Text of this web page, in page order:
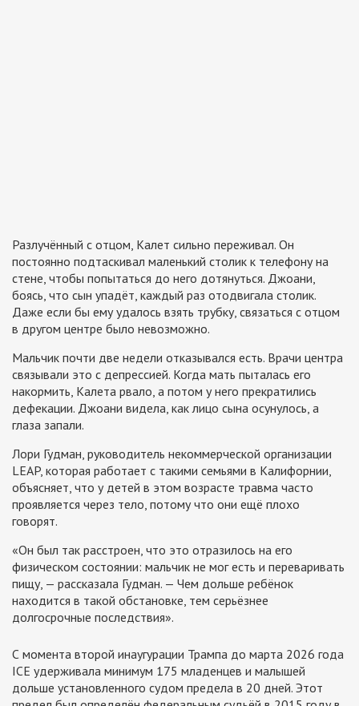
Разлучённый с отцом, Калет сильно переживал. Он
постоянно подтаскивал маленький столик к телефону на
стене, чтобы попытаться до него дотянуться. Джоани,
боясь, что сын упадёт, каждый раз отодвигала столик.
Даже если бы ему удалось взять трубку, связаться с отцом
в другом центре было невозможно.
Мальчик почти две недели отказывался есть. Врачи центра
связывали это с депрессией. Когда мать пыталась его
накормить, Калета рвало, а потом у него прекратились
дефекации. Джоани видела, как лицо сына осунулось, а
глаза запали.
Лори Гудман, руководитель некоммерческой организации
LEAP, которая работает с такими семьями в Калифорнии,
объясняет, что у детей в этом возрасте травма часто
проявляется через тело, потому что они ещё плохо
говорят.
«Он был так расстроен, что это отразилось на его
физическом состоянии: мальчик не мог есть и переваривать
пищу, — рассказала Гудман. — Чем дольше ребёнок
находится в такой обстановке, тем серьёзнее
долгосрочные последствия».
С момента второй инаугурации Трампа до марта 2026 года
ICE удерживала минимум 175 младенцев и малышей
дольше установленного судом предела в 20 дней. Этот